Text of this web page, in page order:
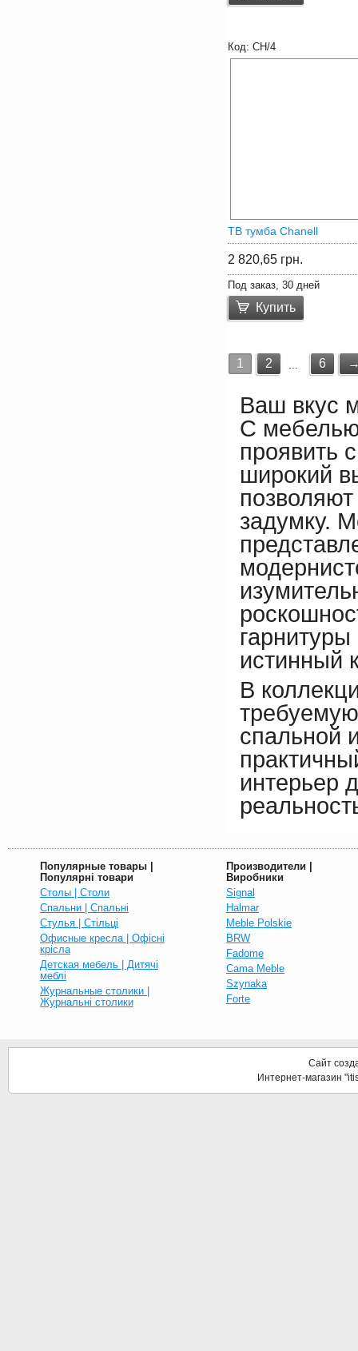
CH/4
ТВ тумба Chanell
2 820,65 грн.
Под заказ, 30 дней
Купить
1 2 6
Ваш вкус
С
проявить
широкий
задумку.
истинный
В
спальной
интерьер
Популярные товары |
Популярні товари
Столы | Столи
Спальни | Спальні
Стулья | Стільці
Офисные кресла | Офісні
крісла
Детская мебель | Дитячі
меблі
Журнальные столики |
Журнальні столики
Производители |
Виробники
Signal
Halmar
Meble Polskie
BRW
Fadome
Cama Meble
Szynaka
Forte
Сайт
Интернет-магазин